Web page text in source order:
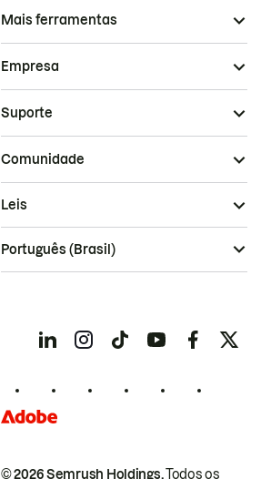
Mais ferramentas
Empresa
Suporte
Comunidade
© 2026 Semrush Holdings.Todos os
Leis
Português (Brasil)